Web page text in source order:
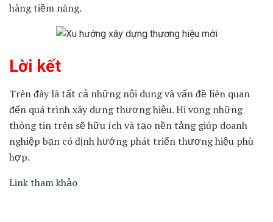
hàng tiềm năng.
Lời kết
Trên đây là tất cả những nội dung và vấn đề liên quan
đến quá trình xây dựng thương hiệu. Hi vọng những
thông tin trên sẽ hữu ích và tạo nền tảng giúp doanh
nghiệp bạn có định hướng phát triển thương hiệu phù
hợp.
Link tham khảo